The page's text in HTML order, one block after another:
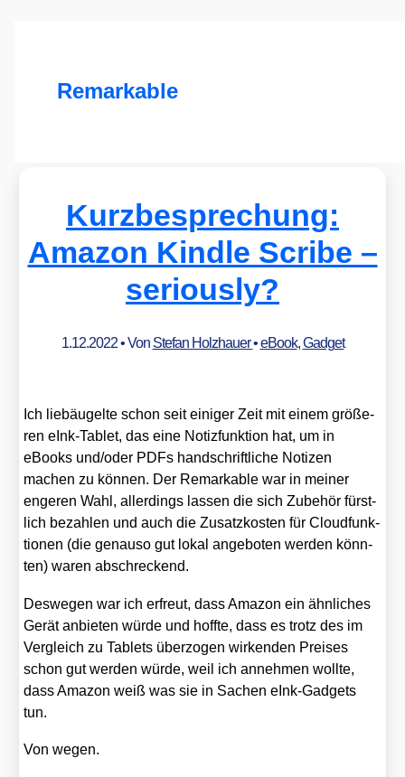
Remarkable
Kurzbesprechung:
Amazon Kindle Scribe –
seriously?
1.12.2022• Von Stefan Holzhauer•eBook,Gadget
Ich lieb­äu­gel­te schon seit eini­ger Zeit mit einem grö­ße­
ren eInk-Tablet, das eine Notiz­funk­ti­on hat, um in
eBooks und/​oder PDFs hand­schrift­li­che Noti­zen
machen zu kön­nen. Der Remar­kab­le war in mei­ner
enge­ren Wahl, aller­dings las­sen die sich Zube­hör fürst­
lich bezah­len und auch die Zusatz­kos­ten für Cloud­funk­
tio­nen (die genau­so gut lokal ange­bo­ten wer­den könn­
ten) waren abschre­ckend.
Des­we­gen war ich erfreut, dass Ama­zon ein ähn­li­ches
Gerät anbie­ten wür­de und hoff­te, dass es trotz des im
Ver­gleich zu Tablets über­zo­gen wir­ken­den Prei­ses
schon gut wer­den wür­de, weil ich anneh­men woll­te,
dass Ama­zon weiß was sie in Sachen eInk-Gad­gets
tun.
Von wegen.